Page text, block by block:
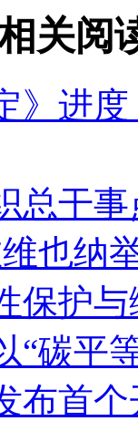
关阅
》进
总干
也纳
保护
“碳平
布首